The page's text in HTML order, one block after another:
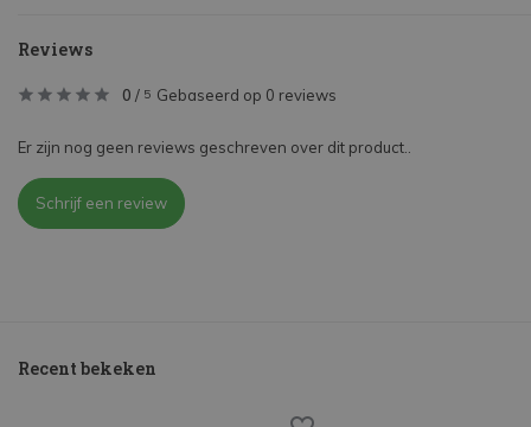
Reviews
0 / 5 Gebaseerd op 0 reviews
Er zijn nog geen reviews geschreven over dit product..
Schrijf een review
Recent bekeken